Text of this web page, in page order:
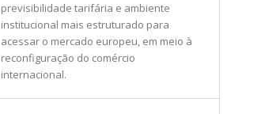
previsibilidade tarifária e ambiente
institucional mais estruturado para
acessar o mercado europeu, em meio à
reconfiguração do comércio
internacional.